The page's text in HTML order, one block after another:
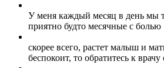
У меня каждый месяц в день мы
приятно будто месячные с болью
скорее всего, растет малыш и
беспокоит, то обратитесь к врачу